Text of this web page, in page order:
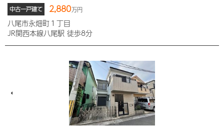
中古一戸建て 2,880万円
八尾市永畑町１丁目
JR関西本線八尾駅 徒歩8分